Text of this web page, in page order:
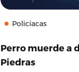
Policíacas
Perro muerde a
Piedras